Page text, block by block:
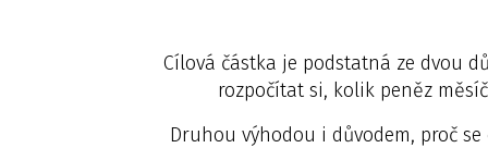
Cílová částka je podstatná ze dvou
rozpočítat si, kolik peněz
Druhou výhodou i důvodem, proč